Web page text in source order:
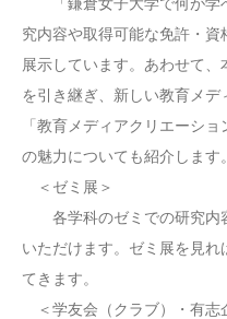
究内容や取得可能な免許・資
展示しています。あわせて
を引き継ぎ、新しい教育メデ
「教育メディアクリエーシ
の魅力についても紹介します。
＜ゼミ展＞
各学科のゼミでの研究内
いただけます。ゼミ展を見れ
てきます。
＜学友会（クラブ）・有